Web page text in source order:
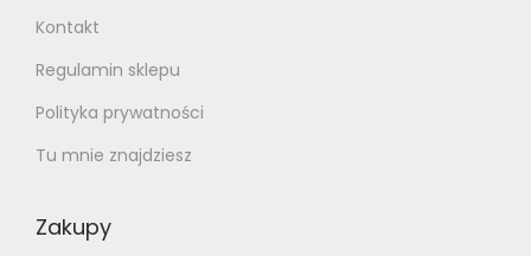
Kontakt
Regulamin sklepu
Polityka prywatności
Tu mnie znajdziesz
Zakupy